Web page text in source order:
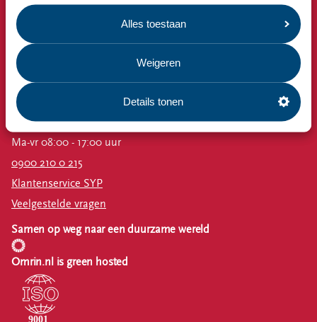
Alles toestaan
Weigeren
Details tonen
Nieuws
Emissiecijfers
Omrin Bedrijfsafval
Estafette recyclewinkels
Vacatures
Contact
Ma-vr 08:00 - 17:00 uur
0900 210 0 215
Klantenservice SYP
Veelgestelde vragen
Samen op weg naar een duurzame wereld
Omrin.nl is green hosted